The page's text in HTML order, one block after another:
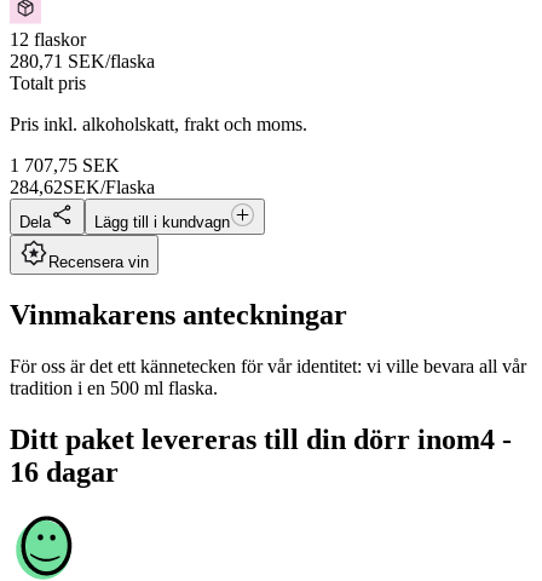
12 flaskor
280,71 SEK/flaska
Totalt pris
Pris inkl. alkoholskatt, frakt och moms.
1 707,75 SEK
284,62SEK/Flaska
Dela Lägg till i kundvagn
Recensera vin
Vinmakarens anteckningar
För oss är det ett kännetecken för vår identitet: vi ville bevara all vår
tradition i en 500 ml flaska.
Ditt paket levereras till din dörr inom4 -
16 dagar